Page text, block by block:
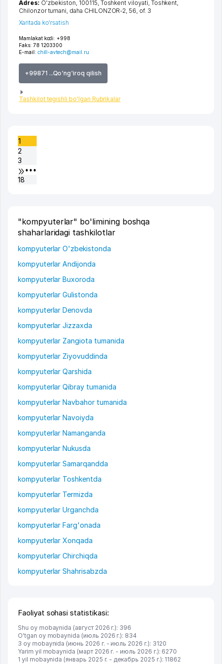
Mamlakat kodi: +998
Faks: 78 1203300
E-mail: chill-avtech@mail.ru
+99871 ...Qo'ng'iroq qilish
Tashkilot tegishli bo'lgan Rubrikalar
Adres: O'zbekiston, 100115, Toshkent viloyati Toshkent
Chilonzor tumani daha CHILONZOR-2 , 56, of. 3
Xaritada ko'rsatish
1
2
3
•••
18
"kompyuterlar" bo'limining boshqa
shaharlaridagi tashkilotlar
kompyuterlar O'zbekistonda
kompyuterlar Andijonda
kompyuterlar Buxoroda
kompyuterlar Gulistonda
kompyuterlar Denovda
kompyuterlar Jizzaxda
kompyuterlar Zangiota tumanida
kompyuterlar Ziyovuddinda
kompyuterlar Qarshida
kompyuterlar Qibray tumanida
kompyuterlar Navbahor tumanida
kompyuterlar Navoiyda
kompyuterlar Namanganda
kompyuterlar Nukusda
kompyuterlar Samarqandda
kompyuterlar Toshkentda
kompyuterlar Termizda
kompyuterlar Urganchda
kompyuterlar Farg'onada
kompyuterlar Xonqada
kompyuterlar Chirchiqda
kompyuterlar Shahrisabzda
Faoliyat sohasi statistikasi:
Shu oy mobaynida (август 2026 г.): 396
O'tgan oy mobaynida (июль 2026 г.): 834
3 oy mobaynida (июнь 2026 г. - июль 2026 г.): 3120
Yarim yil mobaynida (март 2026 г. - июль 2026 г.): 6270
1 yil mobaynida (январь 2025 г. - декабрь 2025 г.): 11862